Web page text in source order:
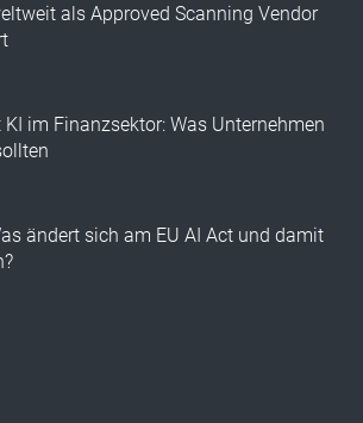
als Approved Scanning Vendor
im Finanzsektor: Was Unternehmen
ändert sich am EU AI Act und damit